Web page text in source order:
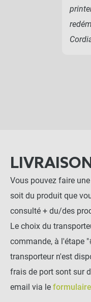
Vous pouvez faire
soit du produit que
consulté + du/des
Le choix du
commande, à l'étape
transporteur n'est
frais de port sont sur
email via le